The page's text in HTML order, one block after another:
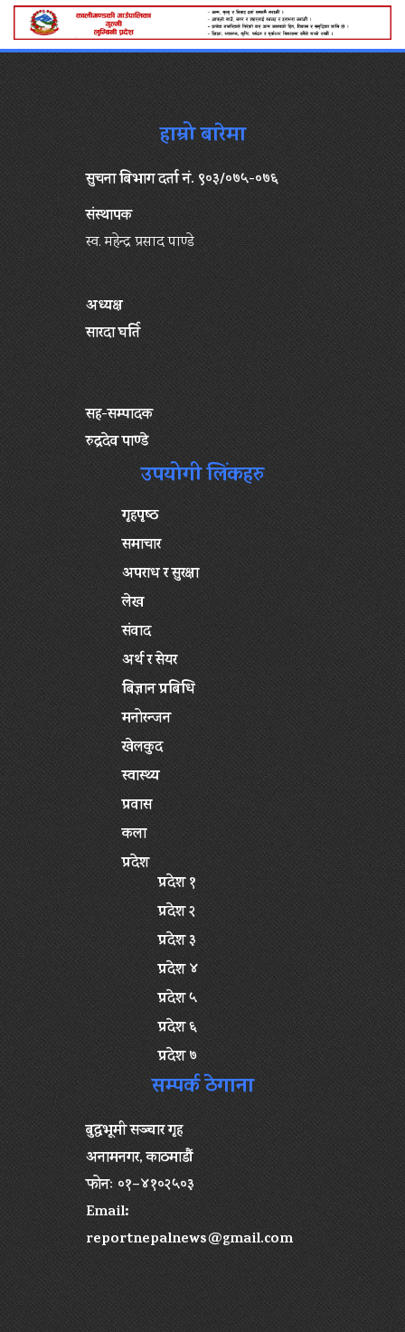
हाम्रो बारेमा
सुचना बिभाग दर्ता नं. ९०३/०७५-०७६
संस्थापक
स्व. महेन्द्र प्रसाद पाण्डे
अध्यक्ष
सारदा घर्ति
सह-सम्पादक
रुद्रदेव पाण्डे
उपयोगी लिंकहरु
गृहपृष्‍ठ
समाचार
अपराध र सुरक्षा
लेख
संवाद
अर्थ र सेयर
बिज्ञान प्रबिधि
मनोरन्जन
खेलकुद
स्वास्थ्य
प्रवास
कला
प्रदेश
प्रदेश १
प्रदेश २
प्रदेश ३
प्रदेश ४
प्रदेश ५
प्रदेश ६
प्रदेश ७
सम्पर्क ठेगाना
बुद्धभूमी सञ्चार गृह
अनामनगर, काठमाडौं
फोनः ०१–४१०२५०३
Email:
reportnepalnews@gmail.com